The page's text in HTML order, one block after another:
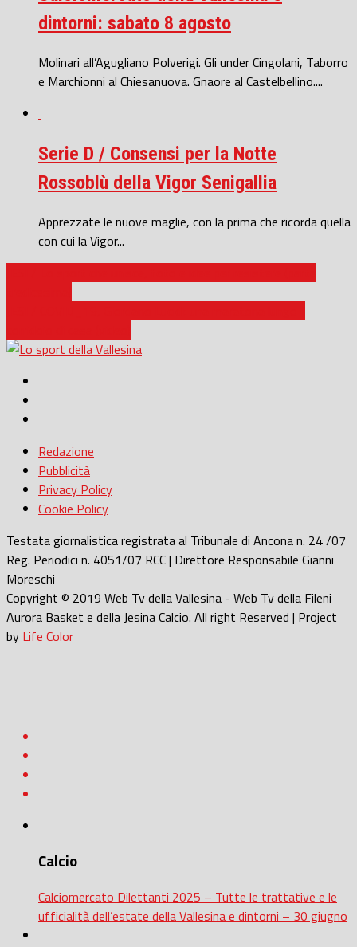
dintorni: sabato 8 agosto
Molinari all’Agugliano Polverigi. Gli under Cingolani, Taborro
e Marchionni al Chiesanuova. Gnaore al Castelbellino....
Serie D / Consensi per la Notte
Rossoblù della Vigor Senigallia
Apprezzate le nuove maglie, con la prima che ricorda quella
con cui la Vigor...
Redazione
Pubblicità
Privacy Policy
Cookie Policy
Testata giornalistica registrata al Tribunale di Ancona n. 24 /07
Reg. Periodici n. 4051/07 RCC | Direttore Responsabile Gianni
Moreschi
Copyright © 2019 Web Tv della Vallesina - Web Tv della Fileni
Aurora Basket e della Jesina Calcio. All right Reserved | Project
by Life Color
Calcio
Calciomercato Dilettanti 2025 – Tutte le trattative e le
ufficialità dell’estate della Vallesina e dintorni – 30 giugno